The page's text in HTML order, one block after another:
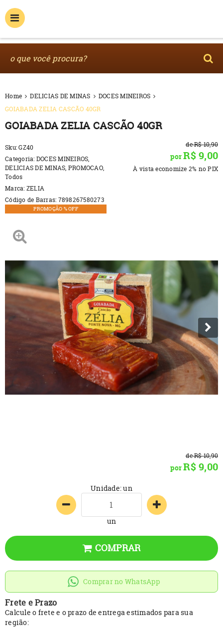
Home DELICIAS DE MINAS
DOCES MINEIROS
GOIABADA ZELIA CASCÃO 40GR
GOIABADA ZELIA CASCÃO 40GR
Sku:GZ40
Categoria: DOCES MINEIROS,
DELICIAS DE MINAS, PROMOCAO,
Todos
Marca: ZELIA
Código de Barras: 7898267580273
PROMOÇÃO % OFF
deR$ 10,90
porR$ 9,00
À vista economize 2% no PIX
deR$ 10,90
porR$ 9,00
Unidade: un
un
COMPRAR
Comprar no WhatsApp
Frete e Prazo
Calcule o frete e o prazo de entrega estimados para sua
região: